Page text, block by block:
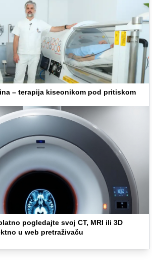
– terapija kiseonikom pod pritiskom
pogledajte svoj CT, MRI ili 3D
u web pretraživaču